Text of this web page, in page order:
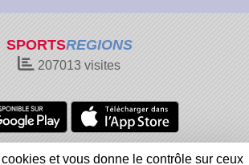
SPORTSREGIONS
207013 visites
cookies Gestion des cookies
et vous donne le contrôle sur ceux